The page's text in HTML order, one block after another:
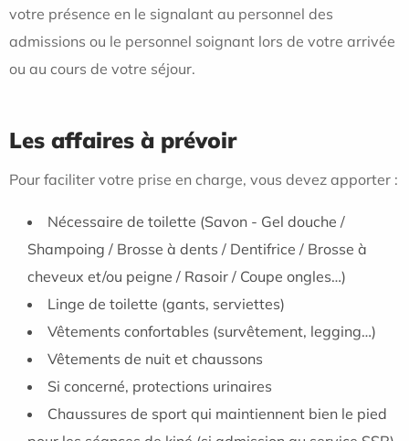
votre présence en le signalant au personnel des
admissions ou le personnel soignant lors de votre arrivée
ou au cours de votre séjour.
Les affaires à prévoir
Pour faciliter votre prise en charge, vous devez apporter :
Nécessaire de toilette (Savon - Gel douche /
Shampoing / Brosse à dents / Dentifrice / Brosse à
cheveux et/ou peigne / Rasoir / Coupe ongles…)
Linge de toilette (gants, serviettes)
Vêtements confortables (survêtement, legging…)
Vêtements de nuit et chaussons
Si concerné, protections urinaires
Chaussures de sport qui maintiennent bien le pied